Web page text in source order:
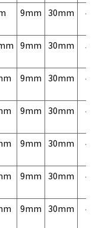
9mm 30mm
9mm 30mm
9mm 30mm
9mm 30mm
9mm 30mm
9mm 30mm
9mm 30mm